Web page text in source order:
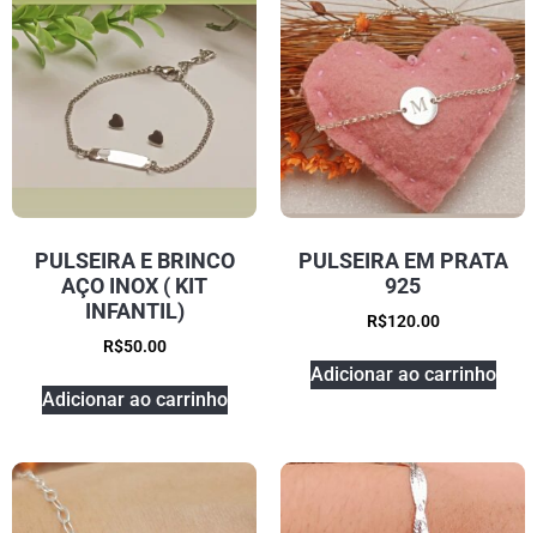
PULSEIRA E BRINCO
AÇO INOX ( KIT
INFANTIL)
R$50.00
Adicionar ao carrinho
PULSEIRA EM PRATA
925
R$120.00
Adicionar ao carrinho